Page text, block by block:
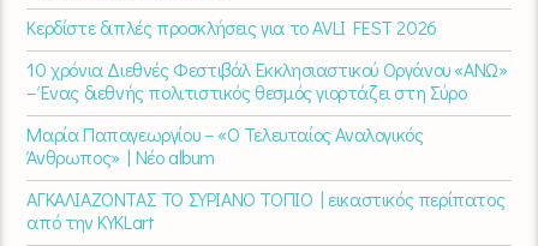
Κερδίστε διπλές προσκλήσεις για το AVLI FEST 2026
10 χρόνια Διεθνές Φεστιβάλ Εκκλησιαστικού Οργάνου «ΑΝΩ»
– Ένας διεθνής πολιτιστικός θεσμός γιορτάζει στη Σύρο​
Μαρία Παπαγεωργίου – «Ο Τελευταίος Αναλογικός
Άνθρωπος» | Νέο album
ΑΓΚΑΛΙΑΖΟΝΤΑΣ ΤΟ ΣΥΡΙΑΝΟ ΤΟΠΙΟ | εικαστικός περίπατος
από την KYKLart